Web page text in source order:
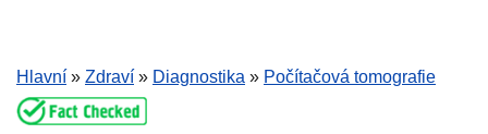
Hlavní » Zdraví » Diagnostika » Počítačová tomografie